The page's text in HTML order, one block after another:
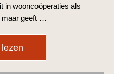
in wooncoöperaties als
maar geeft …